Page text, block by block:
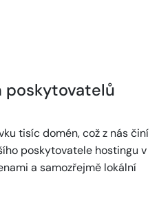
poskytovatelů
tisíc domén, což z nás činí
poskytovatele hostingu v
a samozřejmě lokální